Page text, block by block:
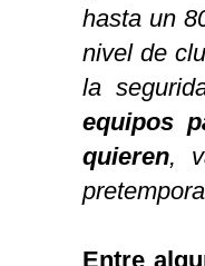
hasta un
nivel de
la
equipos
quieren,
Entre